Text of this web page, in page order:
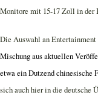
Monitore mit 15-17 Zoll in der
Die Auswahl an Entertainment
Mischung aus aktuellen
etwa ein Dutzend chinesische
sich auch hier in die deutsche